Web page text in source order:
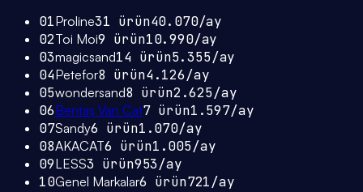
01Proline31 ürün40.070/ay
02Toi Moi9 ürün10.990/ay
03magicsand14 ürün5.355/ay
04Petefor8 ürün4.126/ay
05wondersand8 ürün2.625/ay
06Bentaş Van Cat7ürün1.597/ay
07Sandy6 ürün1.070/ay
08AKACAT6 ürün1.005/ay
09LESS3 ürün953/ay
10Genel Markalar6 ürün721/ay